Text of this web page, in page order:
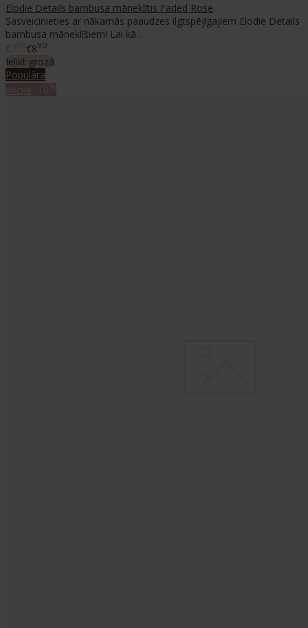
Elodie Details bambusa māneklītis Faded Rose
Sasveicinieties ar nākamās paaudzes ilgtspējīgajiem Elodie Details
bambusa māneklīšiem! Lai kā ..
€890
Ielikt grozā
Populāra